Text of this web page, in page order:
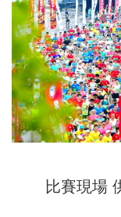
比賽現場